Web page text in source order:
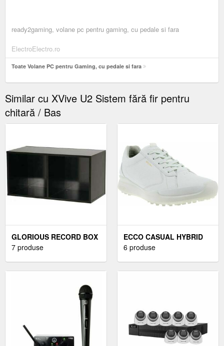
ready2gaming, volane pc pentru gaming, cu pedale si fara
ElectroElectro.ro
Toate Volane PC pentru Gaming, cu pedale si fara
Similar cu XVive U2 Sistem fără fir pentru
chitară / Bas
GLORIOUS RECORD BOX
CUTIA CUTIE PENTRU
7 produse
ECCO CASUAL HYBRID
PANTOFI DE GOLF
6 produse